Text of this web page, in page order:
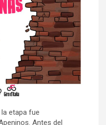
etapa fue
Antes del